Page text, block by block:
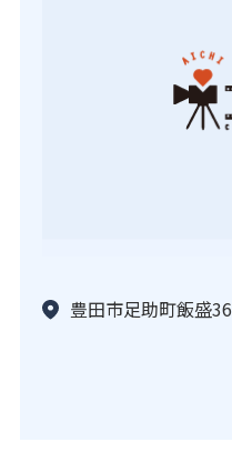
豊田市足助町飯盛36